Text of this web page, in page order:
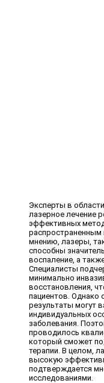
Эксперты в
лазерное лечение
эффективных
мнению, лазеры,
способны
воспаление, а
Специалисты
минимально
восстановления,
пациентов. Однако
результаты могут
индивидуальных
заболевания.
проводилось
который сможет
терапии. В целом,
высокую
подтверждается
исследованиями.